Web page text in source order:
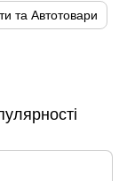
та Автотовари